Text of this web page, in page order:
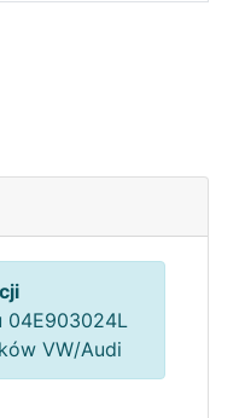
04E903024L
VW/Audi